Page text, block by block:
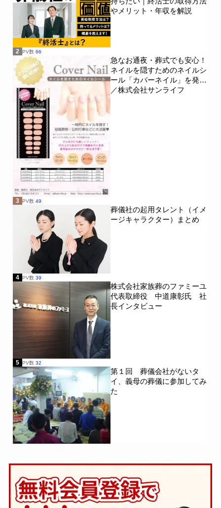
やメリット・年収を解説
2 PV数 66
急なお通夜・葬式でも安心！
ネイルを隠すためのネイルシ
ール「カバーネイル」を発売
／株式会社サンライフ
3 PV数 49
葬儀社の起用タレント（イメ
ージキャラクター）まとめ
4 PV数 39
株式会社家族葬のファミーユ
代表取締役 中道康彰氏 社
長インタビュー
5 PV数 32
第１回 葬儀会社がないタ
イ、義母の葬儀に参加してみ
た